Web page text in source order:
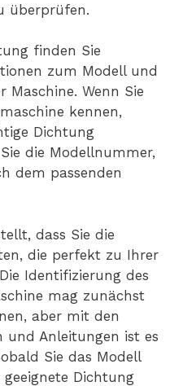
überprüfen.
finden Sie
zum Modell und
Maschine. Wenn Sie
kennen,
Dichtung
die Modellnummer,
dem passenden
dass Sie die
die perfekt zu Ihrer
Identifizierung des
mag zunächst
aber mit den
Anleitungen ist es
Sie das Modell
Dichtung